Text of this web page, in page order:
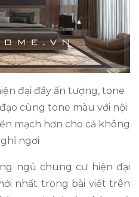
đại đầy ấn tượng, tone
cùng tone màu với nội
mạch hơn cho cả không
ngơi
ngủ chung cư hiện đại
nhất trong bài viết trên